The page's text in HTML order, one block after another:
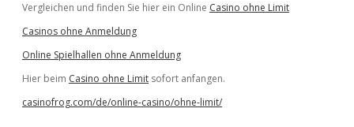
Vergleichen und finden Sie hier ein Online Casino ohne Limit
Casinos ohne Anmeldung
Online Spielhallen ohne Anmeldung
Hier beim Casino ohne Limit sofort anfangen.
casinofrog.com/de/online-casino/ohne-limit/